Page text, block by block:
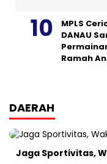
MPLS
DANAU
Ramah
DAERAH
Jaga Sportivitas,